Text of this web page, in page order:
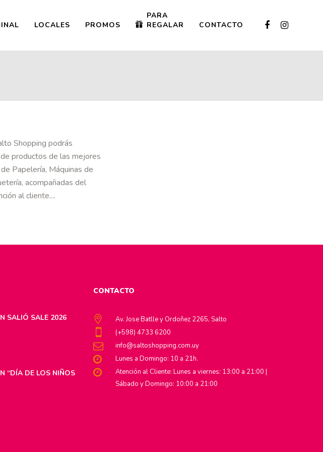
LOCALES PROMOS
PARA
REGALAR
CONTACTO
Shopping podrás
productos de las mejores
Papelería, Máquinas de
acompañadas del
al cliente....
SALIÓ SALE 2026
“DÍA DE LOS NIÑOS
CONTACTO
Av. Jose Batlle y Ordoñez 2265, Salto
(+598) 4733 6200
info@saltoshopping.com.uy
Lunes a Domingo: 10 a 21h.
Atención al Cliente: Lunes a viernes: 13:00 a 21:00 |
Sábado y Domingo: 10:00 a 21:00